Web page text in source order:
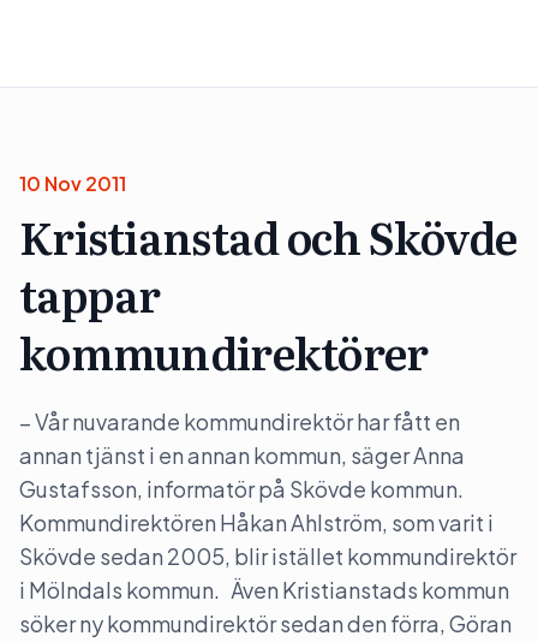
10 Nov 2011
Kristianstad och Skövde
tappar
kommundirektörer
– Vår nuvarande kommundirektör har fått en
annan tjänst i en annan kommun, säger Anna
Gustafsson, informatör på Skövde kommun.
Kommundirektören Håkan Ahlström, som varit i
Skövde sedan 2005, blir istället kommundirektör
i Mölndals kommun. Även Kristianstads kommun
söker ny kommundirektör sedan den förra, Göran